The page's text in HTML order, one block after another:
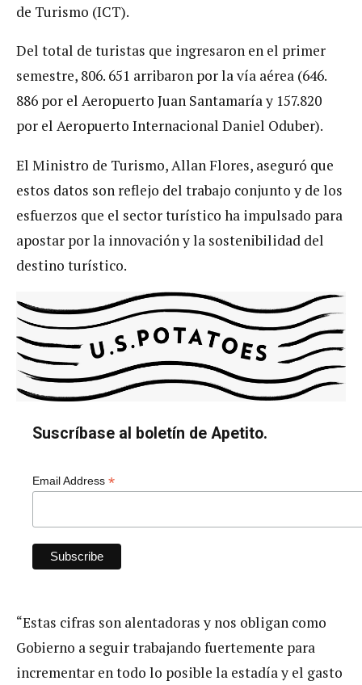
de Turismo (ICT).
Del total de turistas que ingresaron en el primer
semestre, 806. 651 arribaron por la vía aérea (646.
886 por el Aeropuerto Juan Santamaría y 157.820
por el Aeropuerto Internacional Daniel Oduber).
El Ministro de Turismo, Allan Flores, aseguró que
estos datos son reflejo del trabajo conjunto y de los
esfuerzos que el sector turístico ha impulsado para
apostar por la innovación y la sostenibilidad del
destino turístico.
Suscríbase al boletín de Apetito.
Email Address *
“Estas cifras son alentadoras y nos obligan como
Gobierno a seguir trabajando fuertemente para
incrementar en todo lo posible la estadía y el gasto